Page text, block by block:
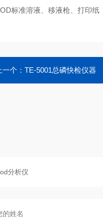
标准溶液、移液枪、打印纸
一个： TE-5001总磷快检仪器